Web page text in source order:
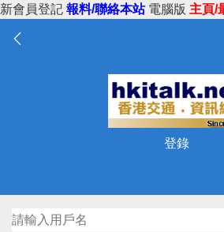
新會員登記 報料/聯絡本站 電腦版 主頁/
登錄